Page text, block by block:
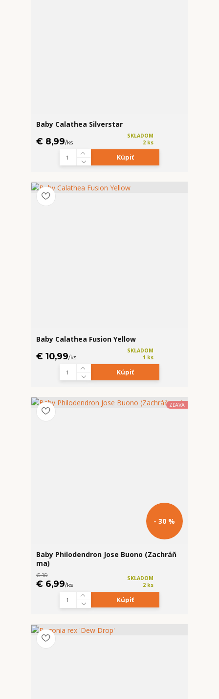
Baby Calathea Silverstar
€ 8,99/ks
SKLADOM
2 ks
Kúpiť
Baby Calathea Fusion Yellow
€ 10,99/ks
SKLADOM
1 ks
Kúpiť
ZĽAVA
- 30 %
Baby Philodendron Jose Buono (Zachráň
ma)
€ 10
€ 6,99/ks
SKLADOM
2 ks
Kúpiť